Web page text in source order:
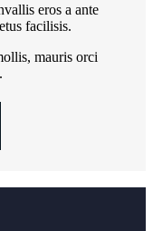
eros a ante
facilisis.
mauris orci